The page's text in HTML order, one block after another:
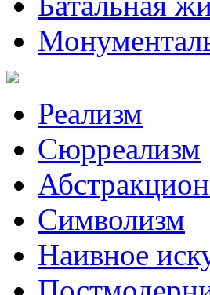
Реализм
Сюрреализм
Символизм
Наивное